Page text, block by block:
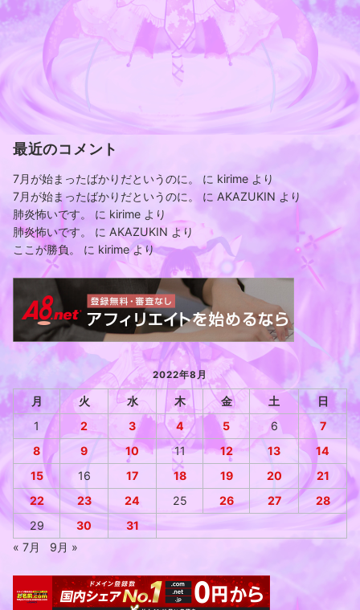
最近のコメント
7月が始まったばかりだというのに。 に kirime より
7月が始まったばかりだというのに。
に AKAZUKIN より
肺炎怖いです。
に kirime より
肺炎怖いです。
に AKAZUKIN より
ここが勝負。
に kirimeより
2022年8月
月 火 水 木 金 土
日
1
2 3 4 5 6
7
8
9 10 11 12 13
14
15
16 17 18 19 20
21
22
23 24 25 26 27
28
29
30
31
« 7月
9月 »